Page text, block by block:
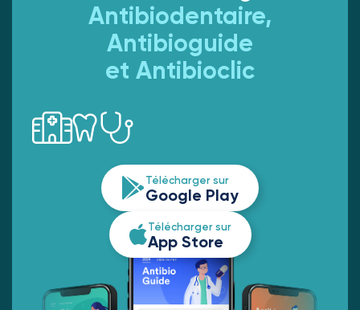
Antibiodentaire,
Antibioguide
et Antibioclic
Télécharger sur
Google Play
Télécharger sur
App Store